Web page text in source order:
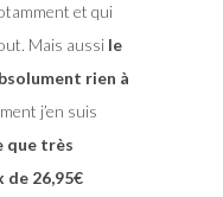
et qui
Mais aussile
rien à
j’en suis
que très
26,95€